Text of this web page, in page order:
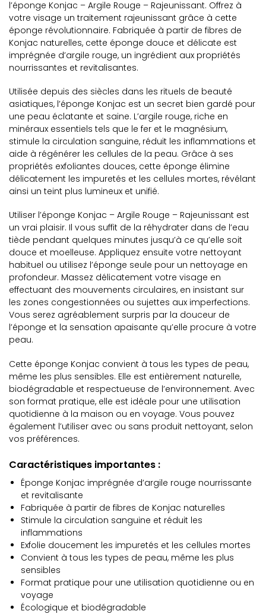
l’éponge Konjac – Argile Rouge – Rajeunissant. Offrez à
votre visage un traitement rajeunissant grâce à cette
éponge révolutionnaire. Fabriquée à partir de fibres de
Konjac naturelles, cette éponge douce et délicate est
imprégnée d’argile rouge, un ingrédient aux propriétés
nourrissantes et revitalisantes.
Utilisée depuis des siècles dans les rituels de beauté
asiatiques, l’éponge Konjac est un secret bien gardé pour
une peau éclatante et saine. L’argile rouge, riche en
minéraux essentiels tels que le fer et le magnésium,
stimule la circulation sanguine, réduit les inflammations et
aide à régénérer les cellules de la peau. Grâce à ses
propriétés exfoliantes douces, cette éponge élimine
délicatement les impuretés et les cellules mortes, révélant
ainsi un teint plus lumineux et unifié.
Utiliser l’éponge Konjac – Argile Rouge – Rajeunissant est
un vrai plaisir. Il vous suffit de la réhydrater dans de l’eau
tiède pendant quelques minutes jusqu’à ce qu’elle soit
douce et moelleuse. Appliquez ensuite votre nettoyant
habituel ou utilisez l’éponge seule pour un nettoyage en
profondeur. Massez délicatement votre visage en
effectuant des mouvements circulaires, en insistant sur
les zones congestionnées ou sujettes aux imperfections.
Vous serez agréablement surpris par la douceur de
l’éponge et la sensation apaisante qu’elle procure à votre
peau.
Cette éponge Konjac convient à tous les types de peau,
même les plus sensibles. Elle est entièrement naturelle,
biodégradable et respectueuse de l’environnement. Avec
son format pratique, elle est idéale pour une utilisation
quotidienne à la maison ou en voyage. Vous pouvez
également l’utiliser avec ou sans produit nettoyant, selon
vos préférences.
Caractéristiques importantes :
Éponge Konjac imprégnée d’argile rouge nourrissante
et revitalisante
Fabriquée à partir de fibres de Konjac naturelles
Stimule la circulation sanguine et réduit les
inflammations
Exfolie doucement les impuretés et les cellules mortes
Convient à tous les types de peau, même les plus
sensibles
Format pratique pour une utilisation quotidienne ou en
voyage
Écologique et biodégradable